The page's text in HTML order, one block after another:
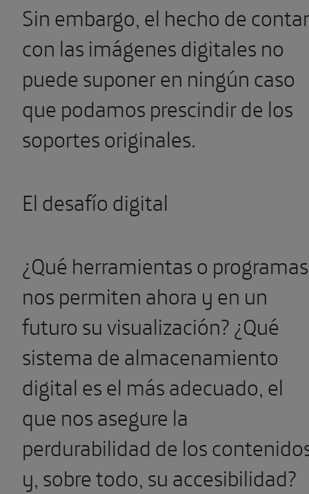
Sin embargo, el hecho de contar
con las imágenes digitales no
puede suponer en ningún caso
que podamos prescindir de los
soportes originales.
El desafío digital
¿Qué herramientas o programas
nos permiten ahora y en un
futuro su visualización? ¿Qué
sistema de almacenamiento
digital es el más adecuado, el
que nos asegure la
perdurabilidad de los
y, sobre todo, su accesibilidad?